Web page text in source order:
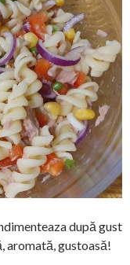
după gust
aromată, gustoasă!